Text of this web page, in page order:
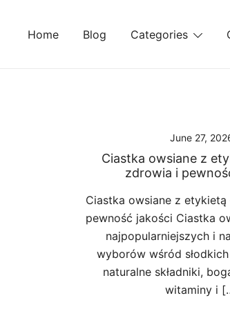
Home Blog Categories
June 27,
Ciastka owsiane z
zdrowia i
Ciastka owsiane z
pewność jakości Ciastka
najpopularniejszych i
wyborów wśród
naturalne składniki,
witaminy i